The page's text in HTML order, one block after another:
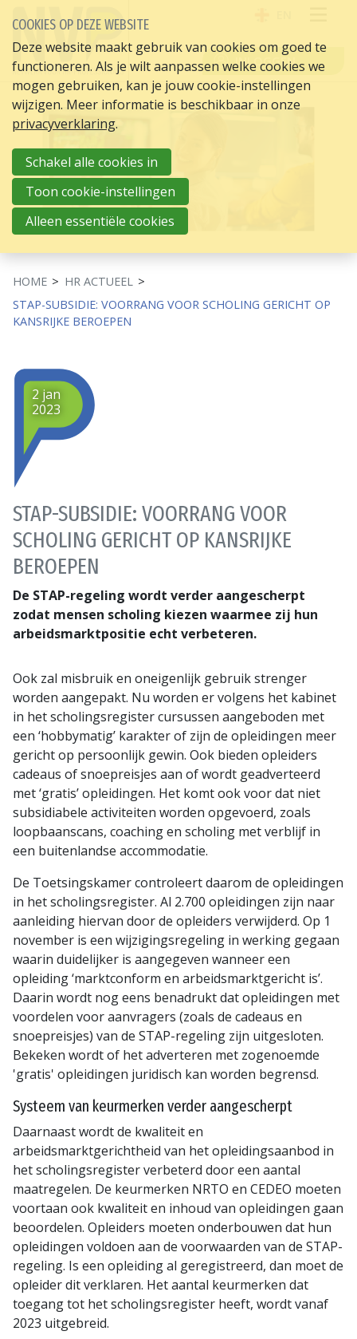
INLOGGEN
HOME
HR ACTUEEL
STAP-SUBSIDIE: VOORRANG VOOR SCHOLING GERICHT OP
KANSRIJKE BEROEPEN
STAP-SUBSIDIE: VOORRANG VOOR
SCHOLING GERICHT OP KANSRIJKE
BEROEPEN
2 jan
2023
De STAP-regeling wordt verder aangescherpt
zodat mensen scholing kiezen waarmee zij hun
arbeidsmarktpositie echt verbeteren.
Ook zal misbruik en oneigenlijk gebruik strenger
worden aangepakt. Nu worden er volgens het kabinet
in het scholingsregister cursussen aangeboden met
een ‘hobbymatig’ karakter of zijn de opleidingen meer
gericht op persoonlijk gewin. Ook bieden opleiders
cadeaus of snoepreisjes aan of wordt geadverteerd
met ‘gratis’ opleidingen. Het komt ook voor dat niet
subsidiabele activiteiten worden opgevoerd, zoals
loopbaanscans, coaching en scholing met verblijf in
een buitenlandse accommodatie.
De Toetsingskamer controleert daarom de opleidingen
in het scholingsregister. Al 2.700 opleidingen zijn naar
aanleiding hiervan door de opleiders verwijderd. Op 1
november is een wijzigingsregeling in werking gegaan
waarin duidelijker is aangegeven wanneer een
opleiding ‘marktconform en arbeidsmarktgericht is’.
Daarin wordt nog eens benadrukt dat opleidingen met
voordelen voor aanvragers (zoals de cadeaus en
snoepreisjes) van de STAP-regeling zijn uitgesloten.
Bekeken wordt of het adverteren met zogenoemde
'gratis' opleidingen juridisch kan worden begrensd.
Systeem van keurmerken verder aangescherpt
Daarnaast wordt de kwaliteit en
arbeidsmarktgerichtheid van het opleidingsaanbod in
het scholingsregister verbeterd door een aantal
maatregelen. De keurmerken NRTO en CEDEO moeten
voortaan ook kwaliteit en inhoud van opleidingen gaan
beoordelen. Opleiders moeten onderbouwen dat hun
opleidingen voldoen aan de voorwaarden van de STAP-
regeling. Is een opleiding al geregistreerd, dan moet de
opleider dit verklaren. Het aantal keurmerken dat
toegang tot het scholingsregister heeft, wordt vanaf
2023 uitgebreid.
COOKIES OP DEZE WEBSITE
Deze website maakt gebruik van cookies om goed te
functioneren. Als je wilt aanpassen welke cookies we
mogen gebruiken, kan je jouw cookie-instellingen
wijzigen. Meer informatie is beschikbaar in onze
privacyverklaring.
Schakel alle cookies in
Toon cookie-instellingen
Alleen essentiële cookies